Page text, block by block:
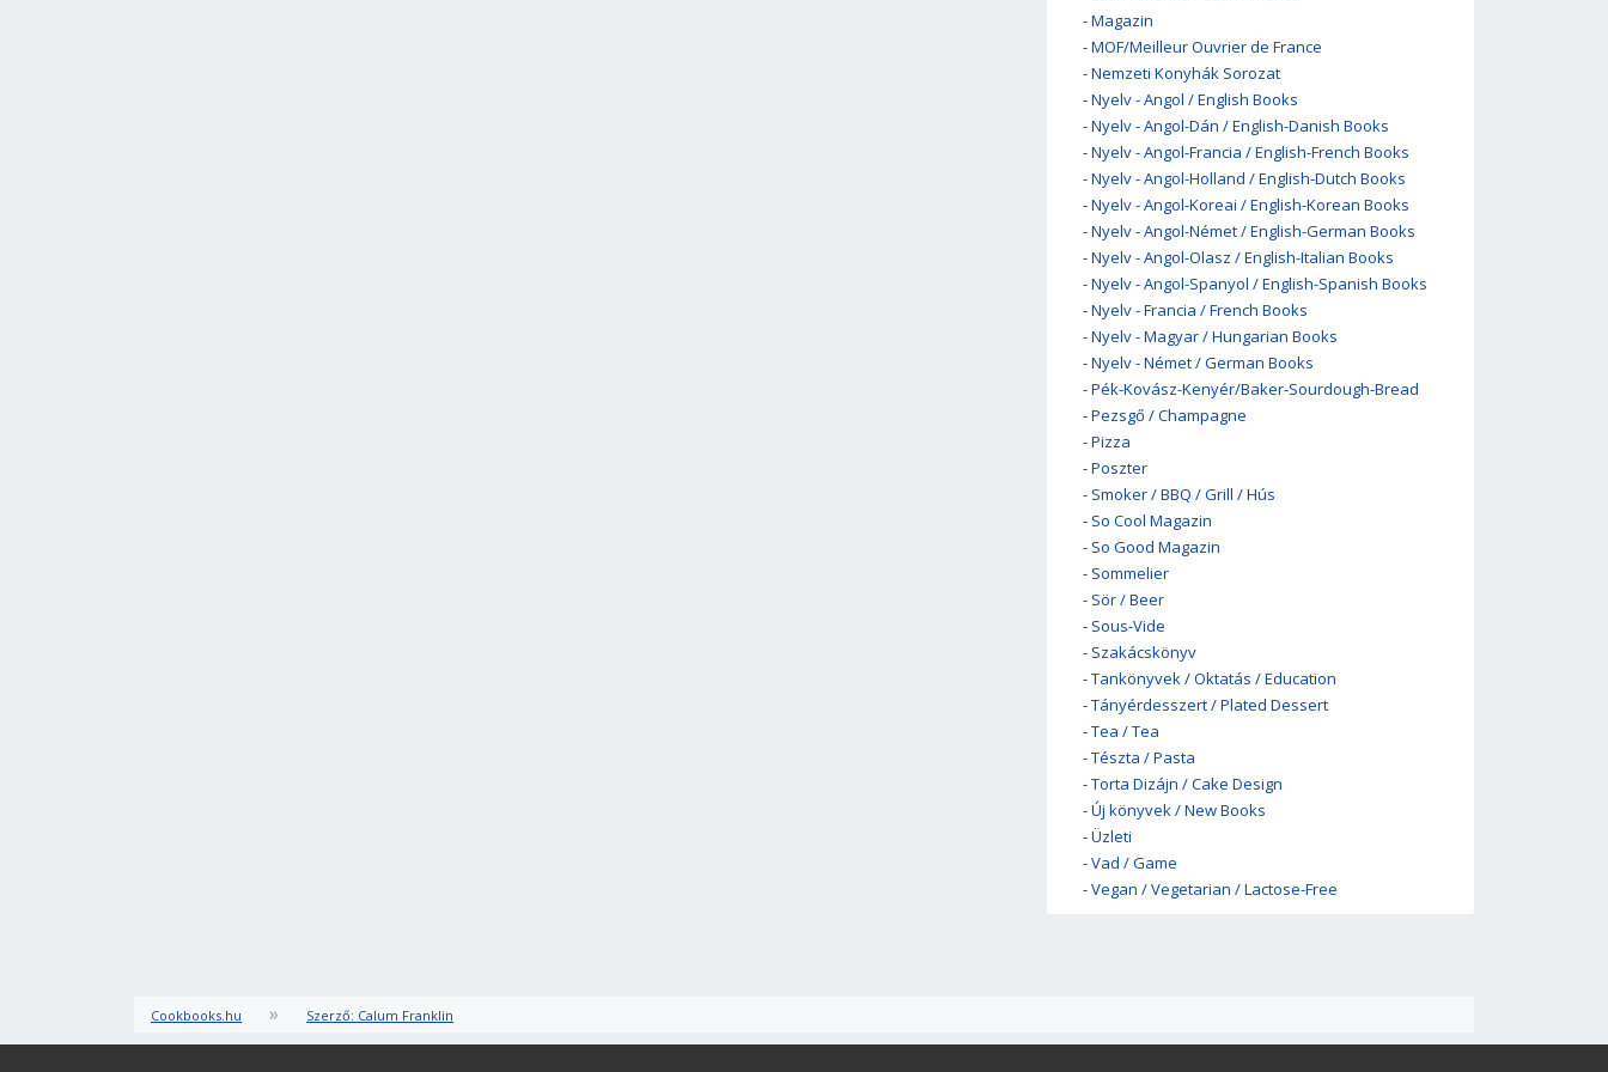
-Magazin
-MOF/Meilleur Ouvrier de France
-Nemzeti Konyhák Sorozat
-Nyelv - Angol / English Books
-Nyelv - Angol-Dán / English-Danish Books
-Nyelv - Angol-Francia / English-French Books
-Nyelv - Angol-Holland / English-Dutch Books
-Nyelv - Angol-Koreai / English-Korean Books
-Nyelv - Angol-Német / English-German Books
-Nyelv - Angol-Olasz / English-Italian Books
-Nyelv - Angol-Spanyol / English-Spanish Books
-Nyelv - Francia / French Books
-Nyelv - Magyar / Hungarian Books
-Nyelv - Német / German Books
-Pék-Kovász-Kenyér/Baker-Sourdough-Bread
-Pezsgő / Champagne
-Pizza
-Poszter
- Smoker / BBQ / Grill / Hús
- So Cool Magazin
- So Good Magazin
- Sommelier
- Sör / Beer
- Sous-Vide
- Szakácskönyv
-Tankönyvek / Oktatás / Education
-Tányérdesszert / Plated Dessert
-Tea / Tea
-Tészta / Pasta
-Torta Dizájn / Cake Design
-Új könyvek / New Books
-Üzleti
-Vad / Game
-Vegan / Vegetarian / Lactose-Free
Cookbooks.hu » Szerző: Calum Franklin